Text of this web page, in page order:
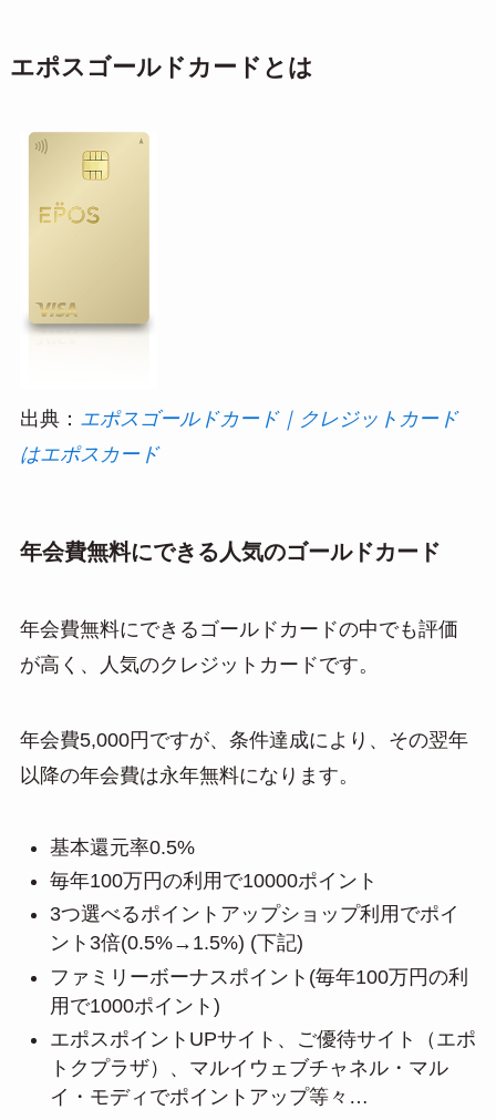
エポスゴールドカードとは
出典： エポスゴールドカード｜クレジットカード
はエポスカード
年会費無料にできる人気のゴールドカード
年会費無料にできるゴールドカードの中でも評価
が高く、人気のクレジットカードです。
年会費5,000円ですが、条件達成により、その翌年
以降の年会費は永年無料になります。
基本還元率0.5%
毎年100万円の利用で10000ポイント
3つ選べるポイントアップショップ利用でポイ
ント3倍(0.5%→1.5%) (下記)
ファミリーボーナスポイント(毎年100万円の利
用で1000ポイント)
エポスポイントUPサイト、ご優待サイト（エポ
トクプラザ）、マルイウェブチャネル・マル
イ・モディでポイントアップ等々…